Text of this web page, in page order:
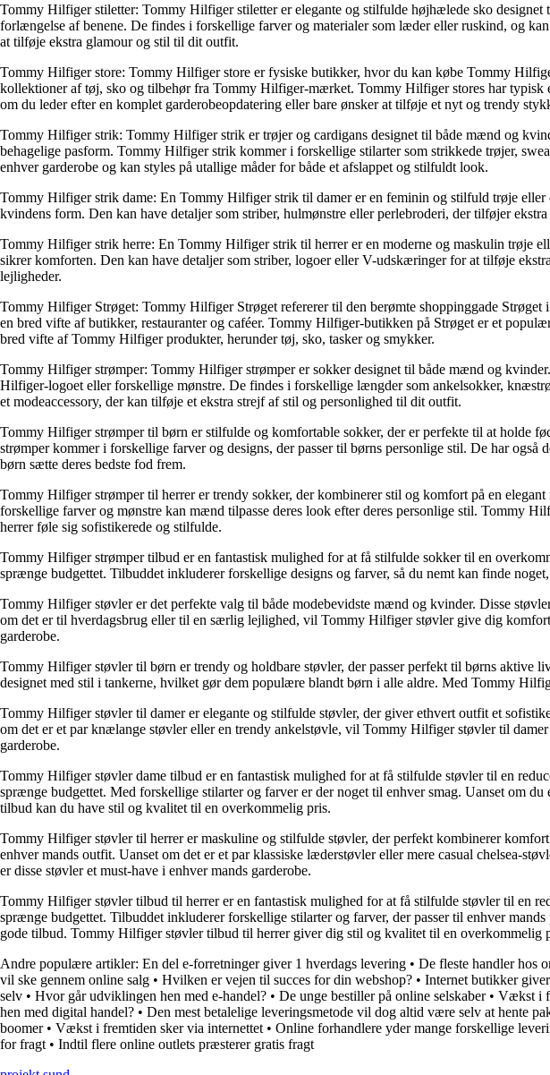
Tommy Hilfiger stiletter: Tommy Hilfiger stiletter er elegante og stilfulde højhælede sko
forlængelse af benene. De findes i forskellige farver og materialer som læder eller ruskind, og
at tilføje ekstra glamour og stil til dit outfit.
Tommy Hilfiger store: Tommy Hilfiger store er fysiske butikker, hvor du kan købe Tommy
kollektioner af tøj, sko og tilbehør fra Tommy Hilfiger-mærket. Tommy Hilfiger stores har
om du leder efter en komplet garderobeopdatering eller bare ønsker at tilføje et nyt og trendy
Tommy Hilfiger strik: Tommy Hilfiger strik er trøjer og cardigans designet til både mænd og
behagelige pasform. Tommy Hilfiger strik kommer i forskellige stilarter som strikkede trøjer,
enhver garderobe og kan styles på utallige måder for både et afslappet og stilfuldt look.
Tommy Hilfiger strik dame: En Tommy Hilfiger strik til damer er en feminin og stilfuld trøje
kvindens form. Den kan have detaljer som striber, hulmønstre eller perlebroderi, der tilføjer
Tommy Hilfiger strik herre: En Tommy Hilfiger strik til herrer er en moderne og maskulin trøje
sikrer komforten. Den kan have detaljer som striber, logoer eller V-udskæringer for at tilføje
lejligheder.
Tommy Hilfiger Strøget: Tommy Hilfiger Strøget refererer til den berømte shoppinggade
en bred vifte af butikker, restauranter og caféer. Tommy Hilfiger-butikken på Strøget er et
bred vifte af Tommy Hilfiger produkter, herunder tøj, sko, tasker og smykker.
Tommy Hilfiger strømper: Tommy Hilfiger strømper er sokker designet til både mænd og
Hilfiger-logoet eller forskellige mønstre. De findes i forskellige længder som ankelsokker,
et modeaccessory, der kan tilføje et ekstra strejf af stil og personlighed til dit outfit.
Tommy Hilfiger strømper til børn er stilfulde og komfortable sokker, der er perfekte til at holde
strømper kommer i forskellige farver og designs, der passer til børns personlige stil. De har
børn sætte deres bedste fod frem.
Tommy Hilfiger strømper til herrer er trendy sokker, der kombinerer stil og komfort på en
forskellige farver og mønstre kan mænd tilpasse deres look efter deres personlige stil. Tommy
herrer føle sig sofistikerede og stilfulde.
Tommy Hilfiger strømper tilbud er en fantastisk mulighed for at få stilfulde sokker til en
sprænge budgettet. Tilbuddet inkluderer forskellige designs og farver, så du nemt kan finde
Tommy Hilfiger støvler er det perfekte valg til både modebevidste mænd og kvinder. Disse
om det er til hverdagsbrug eller til en særlig lejlighed, vil Tommy Hilfiger støvler give dig
garderobe.
Tommy Hilfiger støvler til børn er trendy og holdbare støvler, der passer perfekt til børns aktive
designet med stil i tankerne, hvilket gør dem populære blandt børn i alle aldre. Med Tommy
Tommy Hilfiger støvler til damer er elegante og stilfulde støvler, der giver ethvert outfit et
om det er et par knælange støvler eller en trendy ankelstøvle, vil Tommy Hilfiger støvler til
garderobe.
Tommy Hilfiger støvler dame tilbud er en fantastisk mulighed for at få stilfulde støvler til en
sprænge budgettet. Med forskellige stilarter og farver er der noget til enhver smag. Uanset om
tilbud kan du have stil og kvalitet til en overkommelig pris.
Tommy Hilfiger støvler til herrer er maskuline og stilfulde støvler, der perfekt kombinerer
enhver mands outfit. Uanset om det er et par klassiske læderstøvler eller mere casual chelsea-
er disse støvler et must-have i enhver mands garderobe.
Tommy Hilfiger støvler tilbud til herrer er en fantastisk mulighed for at få stilfulde støvler til en
sprænge budgettet. Tilbuddet inkluderer forskellige stilarter og farver, der passer til enhver
gode tilbud. Tommy Hilfiger støvler tilbud til herrer giver dig stil og kvalitet til en overkommelig
Andre populære artikler: En del e-forretninger giver 1 hverdags levering • De fleste handler hos
vil ske gennem online salg • Hvilken er vejen til succes for din webshop? • Internet butikker
selv • Hvor går udviklingen hen med e-handel? • De unge bestiller på online selskaber• Vækst i
hen med digital handel? • Den mest betalelige leveringsmetode vil dog altid være selv at hente
boomer• Vækst i fremtiden sker via internettet • Online forhandlere yder mange forskellige
for fragt • Indtil flere online outlets præsterer gratis fragt